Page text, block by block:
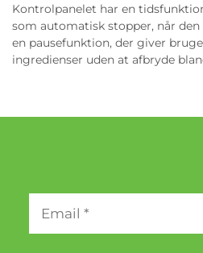
Kontrolpanelet har en
som automatisk stopper, når
en pausefunktion, der giver
ingredienser uden at afbryde